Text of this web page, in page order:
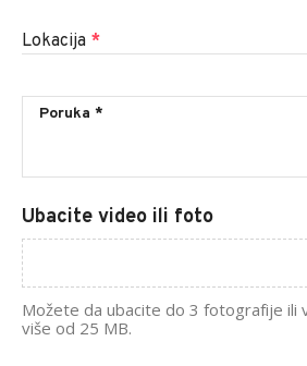
Lokacija *
Ubacite video ili foto
Možete da ubacite do 3 fotografije ili
više od 25 MB.